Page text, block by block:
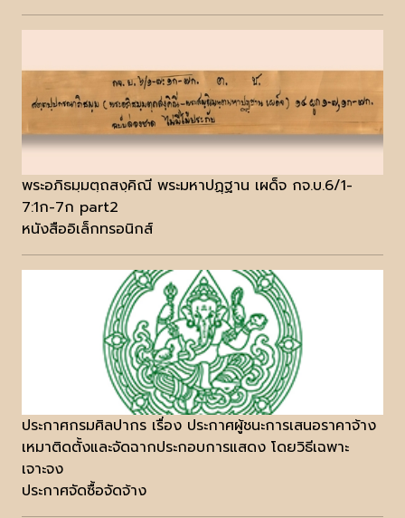
พระอภิธมฺมตฺถสงฺคิณี พระมหาปฏฺฐาน เผด็จ กจ.บ.6/1-
7:1ก-7ก part2
หนังสืออิเล็กทรอนิกส์
ประกาศกรมศิลปากร เรื่อง ประกาศผู้ชนะการเสนอราคาจ้าง
เหมาติดตั้งและจัดฉากประกอบการแสดง โดยวิธีเฉพาะ
เจาะจง
ประกาศจัดซื้อจัดจ้าง